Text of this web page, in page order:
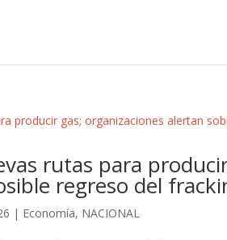
rutas para
regreso del
| Economía, NACIONAL